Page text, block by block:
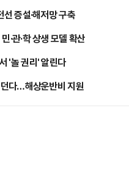
증설·해저망 구축
·관·학 상생 모델 확산
'놀 권리' 알린다
다…해상운반비 지원